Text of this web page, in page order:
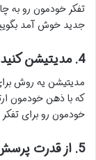
تفکر خودمون رو به
جدید خوش آمد
4. مدیتیشن کنید:
مدیتیشن یه روش
که با ذهن خودمون
خودمون رو برای
5. از قدرت پرسش استفاده کنید: